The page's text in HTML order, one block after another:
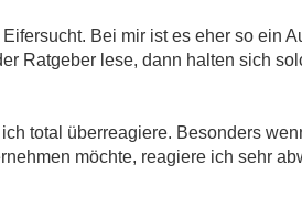
Bei mir ist es eher so ein
Ratgeber lese, dann halten sich
total überreagiere. Besonders
möchte, reagiere ich sehr